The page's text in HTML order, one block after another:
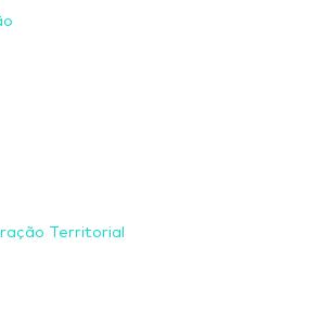
Territorial